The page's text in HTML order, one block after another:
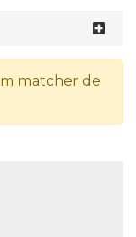
matcher de